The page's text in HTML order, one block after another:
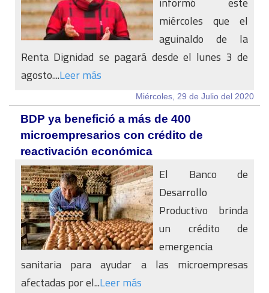
miércoles que el
aguinaldo de la
Renta Dignidad se pagará desde el lunes 3 de
agosto....Leer más
Miércoles, 29 de Julio del 2020
BDP ya benefició a más de 400
microempresarios con crédito de
reactivación económica
El Banco de
Desarrollo
Productivo brinda
un crédito de
emergencia
sanitaria para ayudar a las microempresas
afectadas por el...Leer más